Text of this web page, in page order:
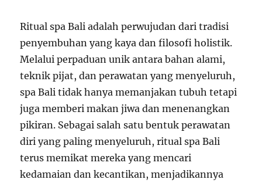
Ritual spa Bali adalah perwujudan dari tradisi
penyembuhan yang kaya dan filosofi holistik.
Melalui perpaduan unik antara bahan alami,
teknik pijat, dan perawatan yang menyeluruh,
spa Bali tidak hanya memanjakan tubuh tetapi
juga memberi makan jiwa dan menenangkan
pikiran. Sebagai salah satu bentuk perawatan
diri yang paling menyeluruh, ritual spa Bali
terus memikat mereka yang mencari
kedamaian dan kecantikan, menjadikannya